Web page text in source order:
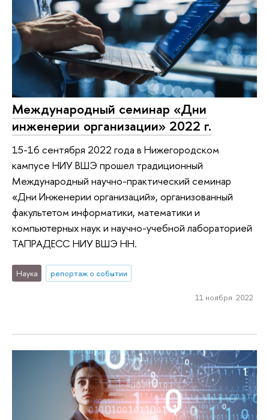
Международный семинар «Дни
инженерии организации» 2022 г.
15-16 сентября 2022 года в Нижегородском
кампусе НИУ ВШЭ прошел традиционный
Международный научно-практический семинар
«Дни Инженерии организаций», организованный
факультетом информатики, математики и
компьютерных наук и научно-учебной лабораторией
ТАПРАДЕСС НИУ ВШЭ НН.
Наука репортаж о событии
11 ноября 2022